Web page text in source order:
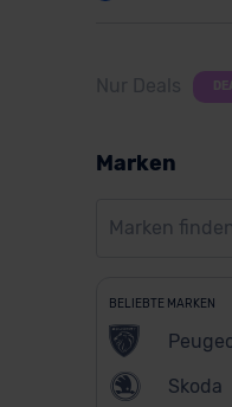
Nur Deals
Marken
BELIEBTE MARKEN
Skoda